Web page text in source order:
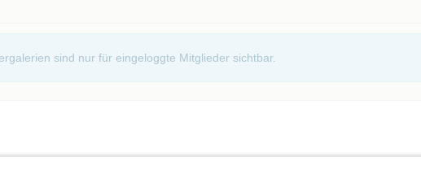
sind nur für eingeloggte Mitglieder sichtbar.